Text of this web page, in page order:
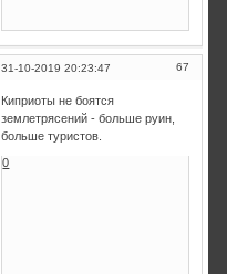
67
31-10-2019 20:23:47
Киприоты не боятся
землетрясений - больше руин,
больше туристов.
0